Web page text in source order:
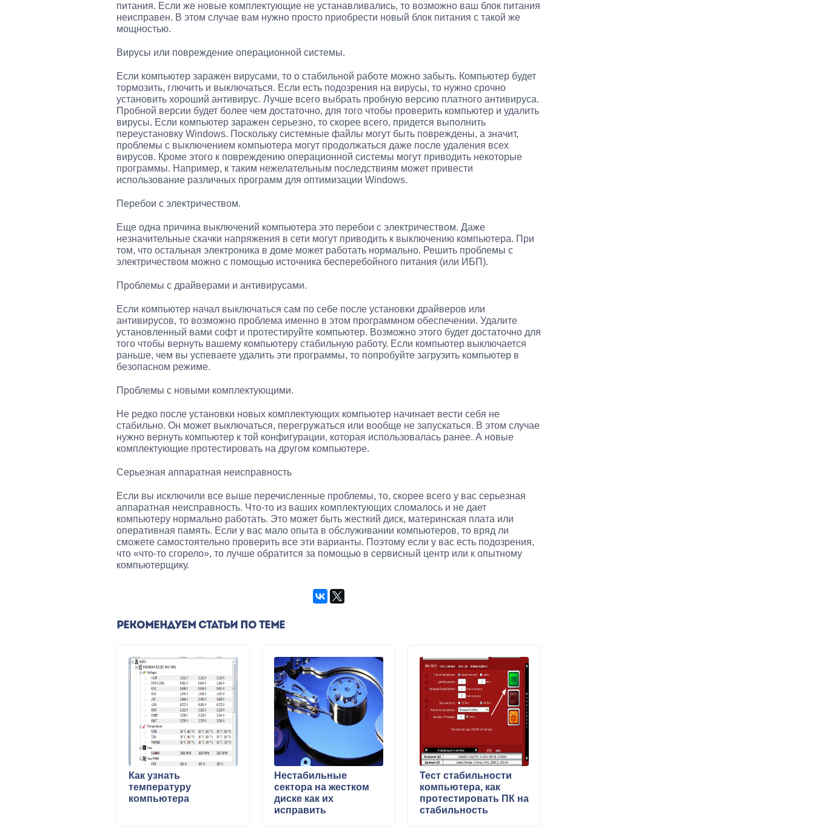
питания. Если же новые комплектующие не устанавливались, то возможно ваш блок питания
неисправен. В этом случае вам нужно просто приобрести новый блок питания с такой же
мощностью.
Вирусы или повреждение операционной системы.
Если компьютер заражен вирусами, то о стабильной работе можно забыть. Компьютер будет
тормозить, глючить и выключаться. Если есть подозрения на вирусы, то нужно срочно
установить хороший антивирус. Лучше всего выбрать пробную версию платного антивируса.
Пробной версии будет более чем достаточно, для того чтобы проверить компьютер и удалить
вирусы. Если компьютер заражен серьезно, то скорее всего, придется выполнить
переустановку Windows. Поскольку системные файлы могут быть повреждены, а значит,
проблемы с выключением компьютера могут продолжаться даже после удаления всех
вирусов. Кроме этого к повреждению операционной системы могут приводить некоторые
программы. Например, к таким нежелательным последствиям может привести
использование различных программ для оптимизации Windows.
Перебои с электричеством.
Еще одна причина выключений компьютера это перебои с электричеством. Даже
незначительные скачки напряжения в сети могут приводить к выключению компьютера. При
том, что остальная электроника в доме может работать нормально. Решить проблемы с
электричеством можно с помощью источника бесперебойного питания (или ИБП).
Проблемы с драйверами и антивирусами.
Если компьютер начал выключаться сам по себе после установки драйверов или
антивирусов, то возможно проблема именно в этом программном обеспечении. Удалите
установленный вами софт и протестируйте компьютер. Возможно этого будет достаточно для
того чтобы вернуть вашему компьютеру стабильную работу. Если компьютер выключается
раньше, чем вы успеваете удалить эти программы, то попробуйте загрузить компьютер в
безопасном режиме.
Проблемы с новыми комплектующими.
Не редко после установки новых комплектующих компьютер начинает вести себя не
стабильно. Он может выключаться, перегружаться или вообще не запускаться. В этом случае
нужно вернуть компьютер к той конфигурации, которая использовалась ранее. А новые
комплектующие протестировать на другом компьютере.
Серьезная аппаратная неисправность
Если вы исключили все выше перечисленные проблемы, то, скорее всего у вас серьезная
аппаратная неисправность. Что-то из ваших комплектующих сломалось и не дает
компьютеру нормально работать. Это может быть жесткий диск, материнская плата или
оперативная память. Если у вас мало опыта в обслуживании компьютеров, то вряд ли
сможете самостоятельно проверить все эти варианты. Поэтому если у вас есть подозрения,
что «что-то сгорело», то лучше обратится за помощью в сервисный центр или к опытному
компьютерщику.
РЕКОМЕНДУЕМ СТАТЬИ ПО ТЕМЕ
Как узнать
температуру
компьютера
Нестабильные
сектора на жестком
диске как их
исправить
Тест стабильности
компьютера, как
протестировать ПК на
стабильность